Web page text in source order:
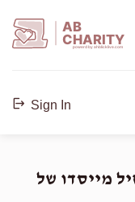
AB
CHARITY
powerd by ahblicklive.com
Sign In
מייסדו של